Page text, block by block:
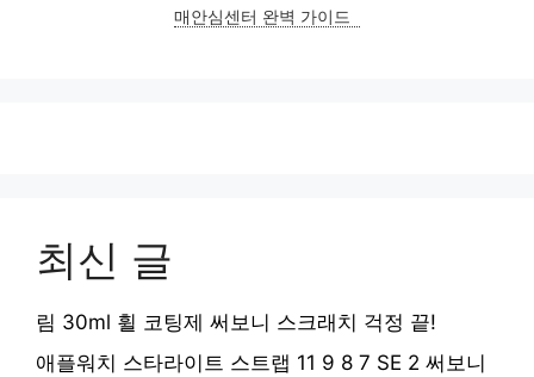
매안심센터 완벽 가이드
최신 글
림 30ml 휠 코팅제 써보니 스크래치 걱정 끝!
애플워치 스타라이트 스트랩 11 9 8 7 SE 2 써보니